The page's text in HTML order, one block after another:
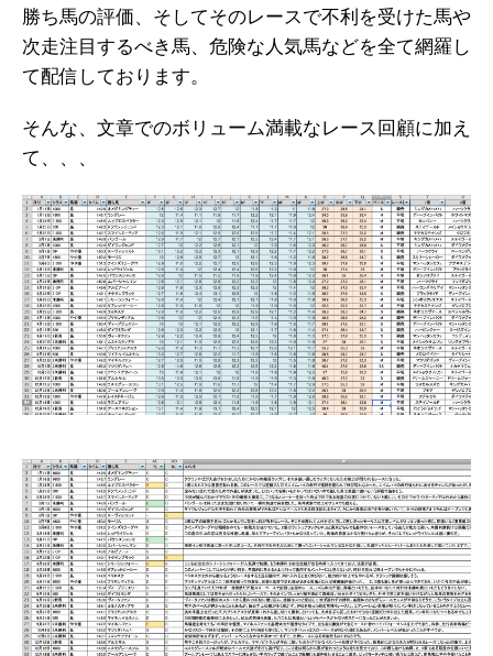
勝ち馬の評価、そしてそのレースで不利を受けた馬や
次走注目するべき馬、危険な人気馬などを全て網羅し
て配信しております。
そんな、文章でのボリューム満載なレース回顧に加え
て、、、